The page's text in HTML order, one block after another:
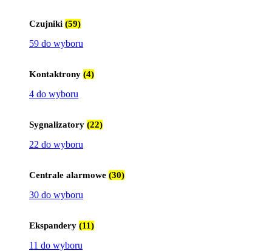
Czujniki (59)
59 do wyboru
Kontaktrony (4)
4 do wyboru
Sygnalizatory (22)
22 do wyboru
Centrale alarmowe (30)
30 do wyboru
Ekspandery (11)
11 do wyboru